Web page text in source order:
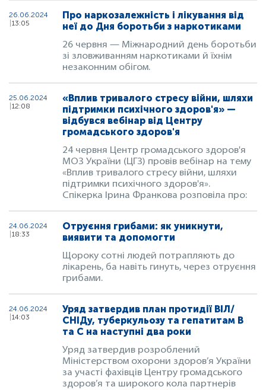
26.06.2024
13:05
Про наркозалежність і лікування від
неї до Дня боротьби з наркотиками
26 червня — Міжнародний день боротьби
зі зловживанням наркотиками й їхнім
незаконним обігом.
25.06.2024
12:08
«Вплив тривалого стресу війни, шляхи
підтримки психічного здоров'я» —
відбувся вебінар від Центру
громадського здоров'я
24 червня Центр громадського здоров'я
МОЗ України (ЦГЗ) провів вебінар на тему
«Вплив тривалого стресу війни, шляхи
підтримки психічного здоров'я».
Спікерка Ірина Франкова розповіла про:
24.06.2024
18:33
Отруєння грибами: як уникнути,
виявити та допомогти
Щороку сотні людей потрапляють до
лікарень, ба навіть гинуть, через отруєння
грибами.
24.06.2024
14:03
Уряд затвердив план протидії ВІЛ/
СНІДу, туберкульозу та гепатитам В
та С на наступні два роки
Уряд затвердив розроблений
Міністерством охорони здоров’я України
за участі фахівців Центру громадського
здоров’я та широкого кола партнерів